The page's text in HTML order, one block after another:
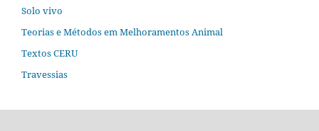
Solo vivo
Teorias e Métodos em Melhoramentos Animal
Textos CERU
Travessias